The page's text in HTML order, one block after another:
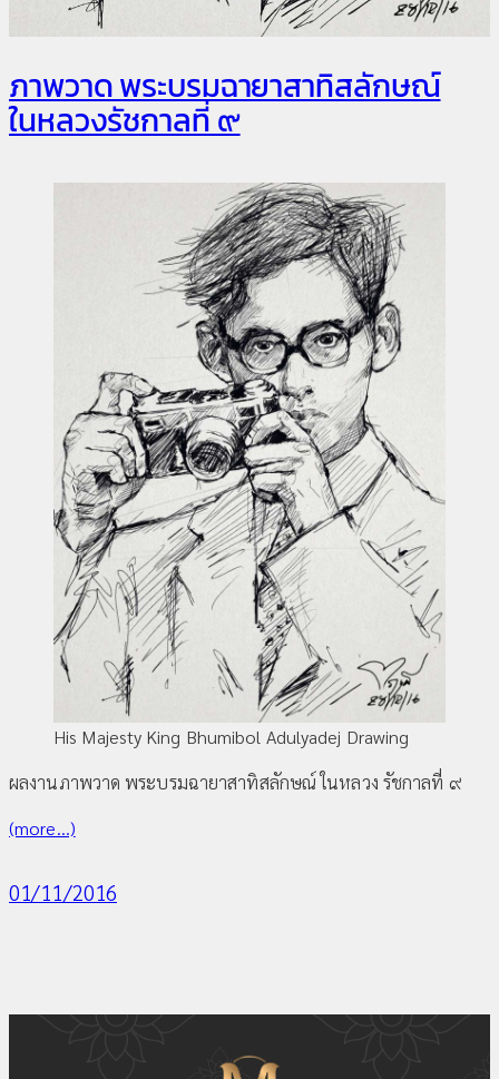
ภาพวาด พระบรมฉายาสาทิสลักษณ์
ในหลวงรัชกาลที่ ๙
His Majesty King Bhumibol Adulyadej Drawing
ผลงานภาพวาด พระบรมฉายาสาทิสลักษณ์ ในหลวง รัชกาลที่ ๙
(more…)
01/11/2016